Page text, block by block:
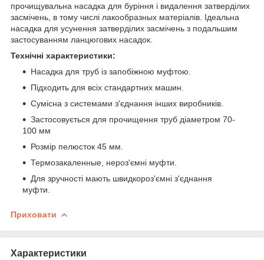
прочищувальна насадка для буріння і видалення затверділих
засмічень, в тому числі лакообразных матеріалів. Ідеальна
насадка для усунення затверділих засмічень з подальшим
застосуванням ланцюгових насадок.
Технічні характеристики:
Насадка для труб із запобіжною муфтою.
Підходить для всіх стандартних машин.
Сумісна з системами з'єднання інших виробників.
Застосовується для прочищення труб діаметром 70-
100 мм
Розмір пелюсток 45 мм.
Термозакаленные, нероз'ємні муфти.
Для зручності мають швидкороз'ємні з'єднання
муфти.
Приховати
Характеристики